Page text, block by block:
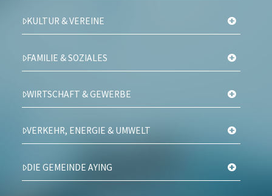
KULTUR & VEREINE
FAMILIE & SOZIALES
WIRTSCHAFT & GEWERBE
VERKEHR, ENERGIE & UMWELT
DIE GEMEINDE AYING